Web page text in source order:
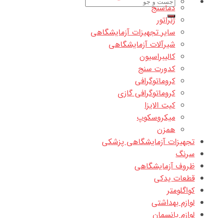
برای:
دماسنج
ژنراتور
سایر تجهیزات آزمایشگاهی
شیرآلات آزمایشگاهی
کالیبراسیون
کدورت سنج
کروماتوگرافی
کروماتوگرافی گازی
کیت الایزا
میکروسکوپ
همزن
تجهیزات آزمایشگاهی پزشکی
سرنگ
ظروف آزمایشگاهی
قطعات یدکی
کواگلومتر
لوازم بهداشتی
لوازم پانسمان